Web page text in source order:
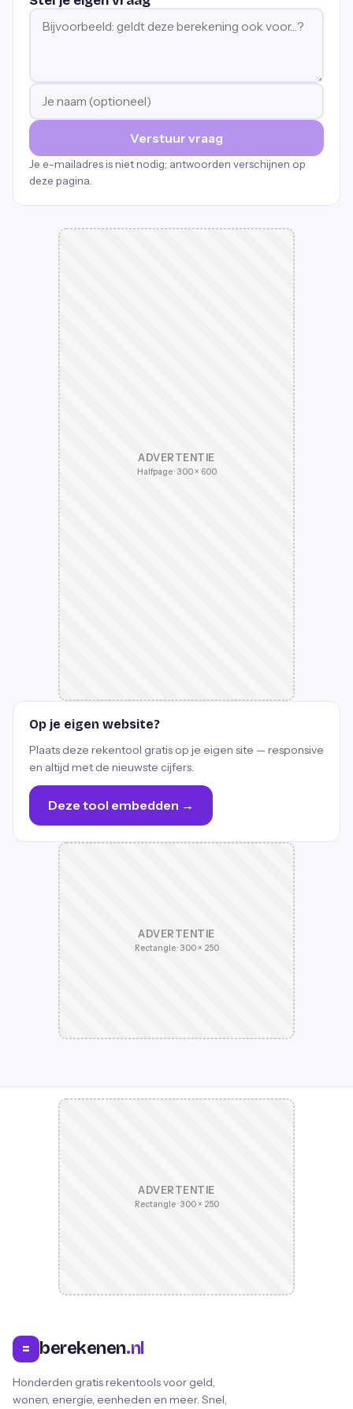
Verstuur vraag
Je e-mailadres is niet nodig; antwoorden verschijnen op
deze pagina.
ADVERTENTIE
Halfpage · 300 × 600
Op je eigen website?
Plaats deze rekentool gratis op je eigen site — responsive
en altijd met de nieuwste cijfers.
Deze tool embedden →
ADVERTENTIE
Rectangle · 300 × 250
ADVERTENTIE
Rectangle · 300 × 250
= berekenen.nl
Honderden gratis rekentools voor geld,
wonen, energie, eenheden en meer. Snel,